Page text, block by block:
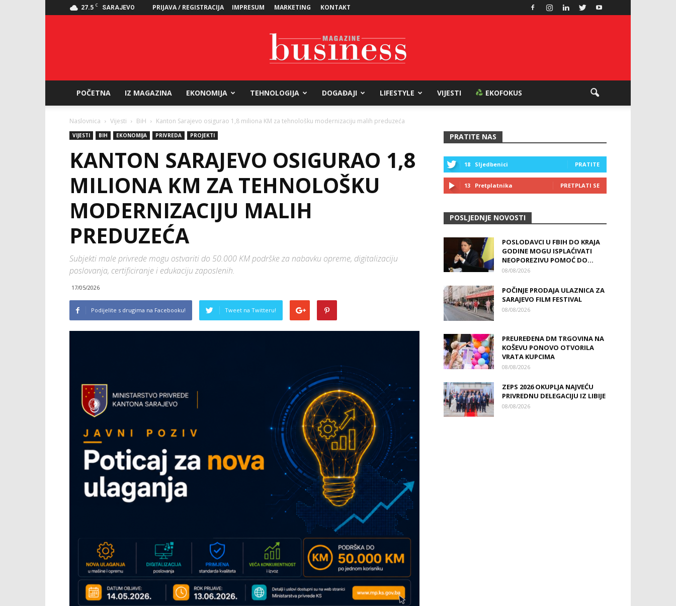
27.5 C SARAJEVO PRIJAVA / REGISTRACIJA IMPRESUM MARKETING KONTAKT
Magazine
POČETNA IZ MAGAZINA EKONOMIJA TEHNOLOGIJA DOGAĐAJI LIFESTYLE VIJESTI EKOFOKUS
Naslovnica Vijesti BiH Kanton Sarajevo osigurao 1,8 miliona KM za tehnološku modernizaciju malih preduzeća
VIJESTI BIH EKONOMIJA PRIVREDA PROJEKTI
KANTON SARAJEVO OSIGURAO 1,8
MILIONA KM ZA TEHNOLOŠKU
MODERNIZACIJU MALIH
PREDUZEĆA
Subjekti male privrede mogu ostvariti do 50.000 KM podrške za nabavku opreme, digitalizaciju
poslovanja, certificiranje i edukaciju zaposlenih.
17/05/2026
Podijelite s drugima na Facebooku! Tweet na Twitteru!
PRATITE NAS
18 Sljedbenici PRATITE
13 Pretplatnika PRETPLATI SE
POSLJEDNJE NOVOSTI
POSLODAVCI U FBIH DO KRAJA
GODINE MOGU ISPLAĆIVATI
NEOPOREZIVU POMOĆ DO...
08/08/2026
POČINJE PRODAJA ULAZNICA ZA
SARAJEVO FILM FESTIVAL
08/08/2026
PREUREĐENA DM TRGOVINA NA
KOŠEVU PONOVO OTVORILA
VRATA KUPCIMA
08/08/2026
ZEPS 2026 OKUPLJA NAJVEĆU
PRIVREDNU DELEGACIJU IZ LIBIJE
08/08/2026